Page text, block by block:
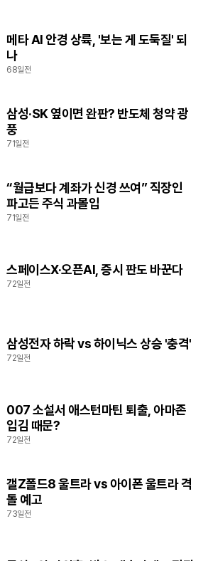
메타 AI 안경 상륙, '보는 게 도둑질' 되
나
68일전
삼성·SK 옆이면 완판? 반도체 청약 광
풍
71일전
“월급보다 계좌가 신경 쓰여” 직장인
파고든 주식 과몰입
71일전
스페이스X·오픈AI, 증시 판도 바꾼다
72일전
삼성전자 하락 vs 하이닉스 상승 '충격'
72일전
007 소설서 애스턴마틴 퇴출, 아마존
입김 때문?
72일전
갤Z폴드8 울트라 vs 아이폰 울트라 격
돌 예고
73일전